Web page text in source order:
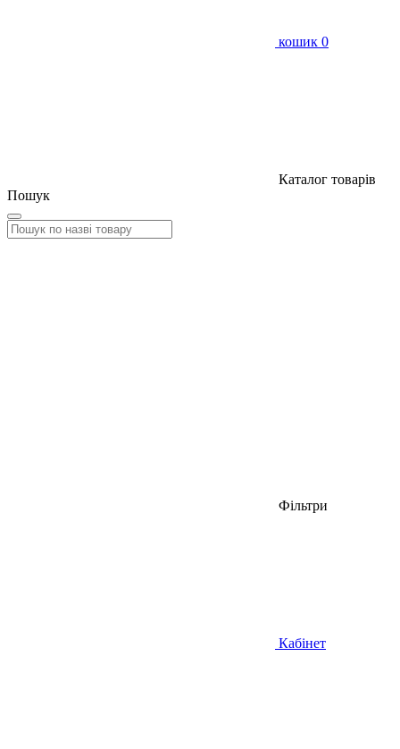
кошик 0
Каталог товарів
Пошук
Фільтри
Кабінет